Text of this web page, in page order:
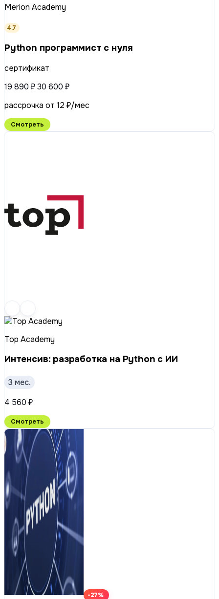
Merion Academy
4.7
Python программист с нуля
сертификат
19 890 ₽30 600 ₽
рассрочка от 12 ₽/мес
Смотреть
Top Academy
Интенсив: разработка на Python с ИИ
3 мес.
4 560 ₽
Смотреть
-27%